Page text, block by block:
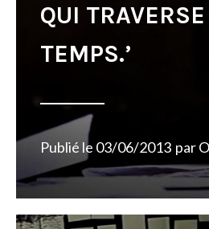
QUI
TEMPS.’
Publié le 03/06/2013 par